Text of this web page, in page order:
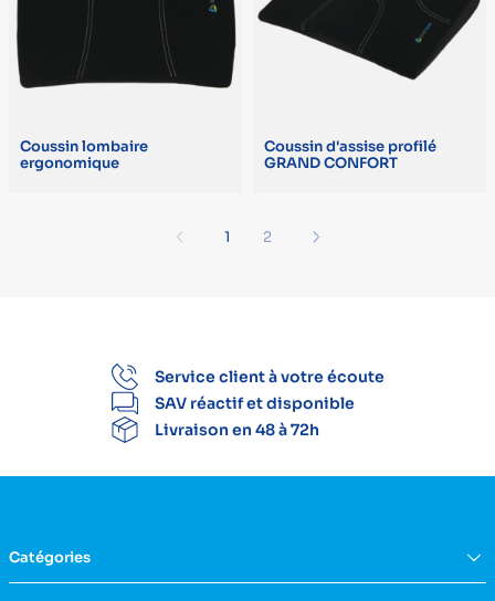
Coussin lombaire
ergonomique
Coussin d'assise profilé
GRAND CONFORT
Précédent
1 2
Service client à votre écoute
SAV réactif et disponible
Livraison en 48 à 72h
Catégories